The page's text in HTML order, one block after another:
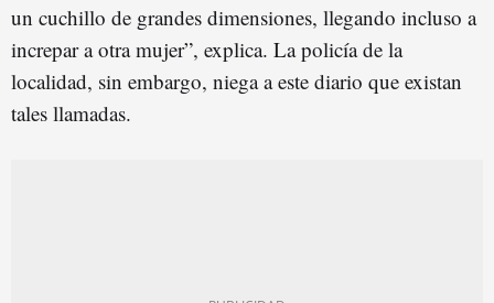
un cuchillo de grandes dimensiones, llegando incluso a
increpar a otra mujer”, explica. La policía de la
localidad, sin embargo, niega a este diario que existan
tales llamadas.